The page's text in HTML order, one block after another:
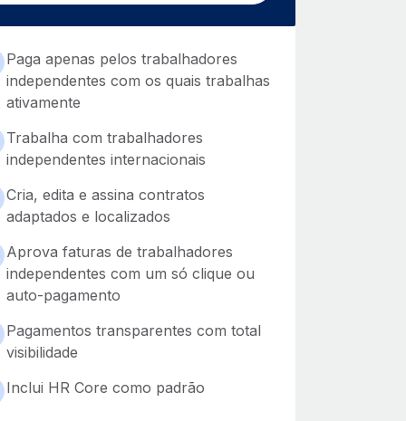
Paga apenas pelos trabalhadores
independentes com os quais trabalhas
ativamente
Trabalha com trabalhadores
independentes internacionais
Cria, edita e assina contratos
adaptados e localizados
Aprova faturas de trabalhadores
independentes com um só clique ou
auto-pagamento
Pagamentos transparentes com total
visibilidade
Inclui HR Core como padrão